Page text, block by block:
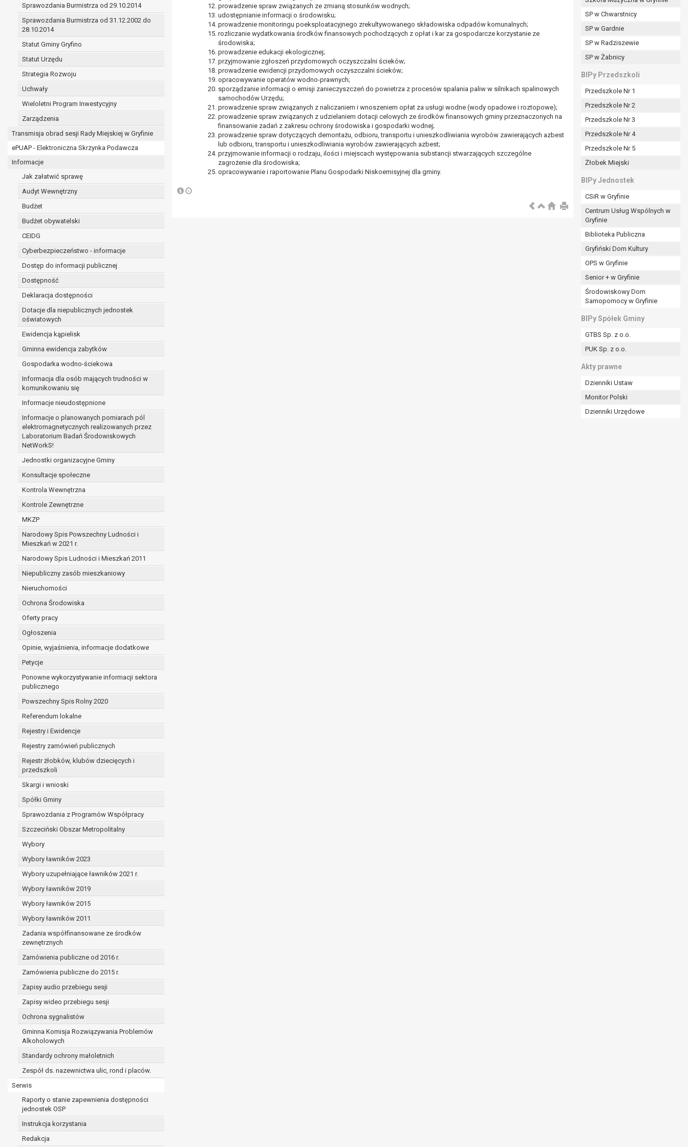
Sprawozdania Burmistrza od 29.10.2014
Sprawozdania Burmistrza od 31.12.2002 do
28.10.2014
Statut Gminy Gryfino
Statut Urzędu
Strategia Rozwoju
Uchwały
Wieloletni Program Inwestycyjny
Zarządzenia
Transmisja obrad sesji Rady Miejskiej w Gryfinie
ePUAP - Elektroniczna Skrzynka Podawcza
Informacje
Jak załatwić sprawę
Audyt Wewnętrzny
Budżet
Budżet obywatelski
CEIDG
Cyberbezpieczeństwo - informacje
Dostęp do informacji publicznej
Dostępność
Deklaracja dostępności
Dotacje dla niepublicznych jednostek
oświatowych
Ewidencja kąpielisk
Gminna ewidencja zabytków
Gospodarka wodno-ściekowa
Informacja dla osób mających trudności w
komunikowaniu się
Informacje nieudostępnione
Informacje o planowanych pomiarach pól
elektromagnetycznych realizowanych przez
Laboratorium Badań Środowiskowych
NetWorkS!
Jednostki organizacyjne Gminy
Konsultacje społeczne
Kontrola Wewnętrzna
Kontrole Zewnętrzne
MKZP
Narodowy Spis Powszechny Ludności i
Mieszkań w 2021 r.
Narodowy Spis Ludności i Mieszkań 2011
Niepubliczny zasób mieszkaniowy
Nieruchomości
Ochrona Środowiska
Oferty pracy
Ogłoszenia
Opinie, wyjaśnienia, informacje dodatkowe
Petycje
Ponowne wykorzystywanie informacji sektora
publicznego
Powszechny Spis Rolny 2020
Referendum lokalne
Rejestry i Ewidencje
Rejestry zamówień publicznych
Rejestr żłobków, klubów dziecięcych i
przedszkoli
Skargi i wnioski
Spółki Gminy
Sprawozdania z Programów Współpracy
Szczeciński Obszar Metropolitalny
Wybory
Wybory ławników 2023
Wybory uzupełniające ławników 2021 r.
Wybory ławników 2019
Wybory ławników 2015
Wybory ławników 2011
Zadania współfinansowane ze środków
zewnętrznych
Zamówienia publiczne od 2016 r.
Zamówienia publiczne do 2015 r.
Zapisy audio przebiegu sesji
Zapisy wideo przebiegu sesji
Ochrona sygnalistów
Gminna Komisja Rozwiązywania Problemów
Alkoholowych
Standardy ochrony małoletnich
Zespół ds. nazewnictwa ulic, rond i placów.
Serwis
Raporty o stanie zapewnienia dostępności
jednostek OSP
Instrukcja korzystania
Redakcja
prowadzenie spraw związanych ze zmianą stosunków wodnych;
udostępnianie informacji o środowisku;
prowadzenie monitoringu poeksploatacyjnego zrekultywowanego składowiska odpadów komunalnych;
rozliczanie wydatkowania środków finansowych pochodzących z opłat i kar za gospodarcze korzystanie ze
środowiska;
prowadzenie edukacji ekologicznej;
przyjmowanie zgłoszeń przydomowych oczyszczalni ścieków;
prowadzenie ewidencji przydomowych oczyszczalni ścieków;
opracowywanie operatów wodno-prawnych;
sporządzanie informacji o emisji zanieczyszczeń do powietrza z procesów spalania paliw w silnikach spalinowych
samochodów Urzędu;
prowadzenie spraw związanych z naliczaniem i wnoszeniem opłat za usługi wodne (wody opadowe i roztopowe);
prowadzenie spraw związanych z udzielaniem dotacji celowych ze środków finansowych gminy przeznaczonych na
finansowanie zadań z zakresu ochrony środowiska i gospodarki wodnej;
prowadzenie spraw dotyczących demontażu, odbioru, transportu i unieszkodliwiania wyrobów zawierających azbest
lub odbioru, transportu i unieszkodliwiania wyrobów zawierających azbest;
przyjmowanie informacji o rodzaju, ilości i miejscach występowania substancji stwarzających szczególne
zagrożenie dla środowiska;
opracowywanie i raportowanie Planu Gospodarki Niskoemisyjnej dla gminy.
SP w Chwarstnicy
SP w Gardnie
SP w Radziszewie
SP w Żabnicy
BIPy Przedszkoli
Przedszkole Nr 1
Przedszkole Nr 2
Przedszkole Nr 3
Przedszkole Nr 4
Przedszkole Nr 5
Żłobek Miejski
BIPy Jednostek
CSiR w Gryfinie
Centrum Usług Wspólnych w
Gryfinie
Biblioteka Publiczna
Gryfiński Dom Kultury
OPS w Gryfinie
Senior + w Gryfinie
Środowiskowy Dom
Samopomocy w Gryfinie
BIPy Spółek Gminy
GTBS Sp. z o.o.
PUK Sp. z o.o.
Akty prawne
Dzienniki Ustaw
Monitor Polski
Dzienniki Urzędowe
prawo do żądania sprostowania danych na podstawie art. 16 RODO,
w przypadku gdy:
dane są nieprawidłowe lub niekompletne;
prawo do żądania usunięcia danych osobowych (tzw. prawo do bycia zapomnianym) na podstawie art. 17 RODO, w przypadku gdy:
dane nie są już niezbędne do celów, dla których były zebrane lub w inny sposób przetwarzane,
osoba, której dane dotyczą, wniosła sprzeciw wobec przetwarzania danych osobowych,
osoba, której dane dotyczą wycofała zgodę na przetwarzanie danych osobowych, która jest podstawą przetwarzania danych i nie ma innej podstawy prawnej
dane osobowe przetwarzane są niezgodnie z prawem,
dane osobowe muszą być usunięte w celu wywiązania się z obowiązku wynikającego z przepisów prawa;
prawo do żądania ograniczenia przetwarzania danych osobowych na podstawie art. 18 RODO, w przypadku gdy:
osoba, której dane dotyczą kwestionuje prawidłowość danych osobowych – na okres pozwalający administratorowi sprawdzić prawidłowość tych danych,
przetwarzanie danych jest niezgodne z prawem, a osoba, której dane dotyczą, sprzeciwia się usunięciu danych, żądając w zamian ich ograniczenia,
administrator nie potrzebuje już danych dla swoich celów, ale osoba, której dane dotyczą, potrzebuje ich do ustalenia, obrony lub dochodzenia roszczeń,
osoba, której dane dotyczą, wniosła sprzeciw wobec przetwarzania danych - do czasu ustalenia czy prawnie uzasadnione podstawy po stronie administratora są
nadrzędne wobec podstawy sprzeciwu;
prawo do przenoszenia danych na podstawie art. 20 RODO, w przypadku gdy łącznie spełnione są następujące przesłanki:
przetwarzanie danych odbywa się na podstawie umowy zawartej z osobą, której dane dotyczą lub na podstawie zgody wyrażonej przez tą osobę,
prawo sprzeciwu wobec przetwarzania danych na podstawie art. 21 RODO, wobec przetwarzania danych osobowych, którego podstawą prawną jest:
administratorowi bądź
niezbędność przetwarzania do celów wynikających z prawnie uzasadnionych interesów realizowanych przez administratora lub przez stronę trzecią.
Z przyczyn związanych z Pani/Pana szczególną sytuacją. W razie wniesienia sprzeciwu, administrator nie może już przetwarzać tych danych osobowych, chyba że wykaże
on istnienie ważnych prawnie uzasadnionych podstaw do przetwarzania, nadrzędnych wobec interesów, praw i wolności osoby, której dane dotyczą, lub podstaw do
ustalenia, dochodzenia lub obrony roszczeń.
W przypadku gdy przetwarzanie danych osobowych odbywa się na podstawie zgody osoby na przetwarzanie danych osobowych (art. 6 ust. 1 lit a RODO), przysługuje Pani/Panu
prawo do cofnięcia tej zgody w dowolnym momencie. Cofnięcie to nie ma wpływu na zgodność przetwarzania, którego dokonano na podstawie zgody przed jej cofnięciem.
Przysługuje Pani/Panu prawo wniesienia skargi do organu nadzorczego na niezgodne z prawem przetwarzanie Pani/Pana danych osobowych przez administratora.
Organem właściwym do wniesienia skargi jest Prezes Urzędu Ochrony Danych Osobowych.
W zależności od sfery, w której przetwarzane są dane osobowe, podanie danych osobowych jest dobrowolne albo jest wymogiem ustawowym lub umownym.
Pani/Pana dane nie będą poddawane zautomatyzowanemu podejmowaniu decyzji, w tym również profilowaniu.